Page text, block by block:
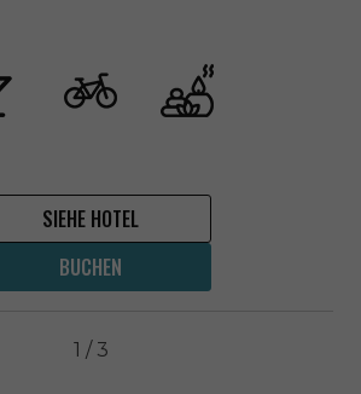
SIEHE HOTEL
BUCHEN
1 / 3